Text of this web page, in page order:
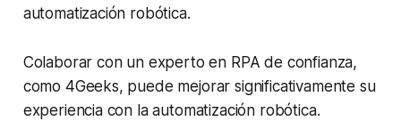
automatización robótica.
Colaborar con un experto en RPA de confianza,
como 4Geeks, puede mejorar significativamente su
experiencia con la automatización robótica.